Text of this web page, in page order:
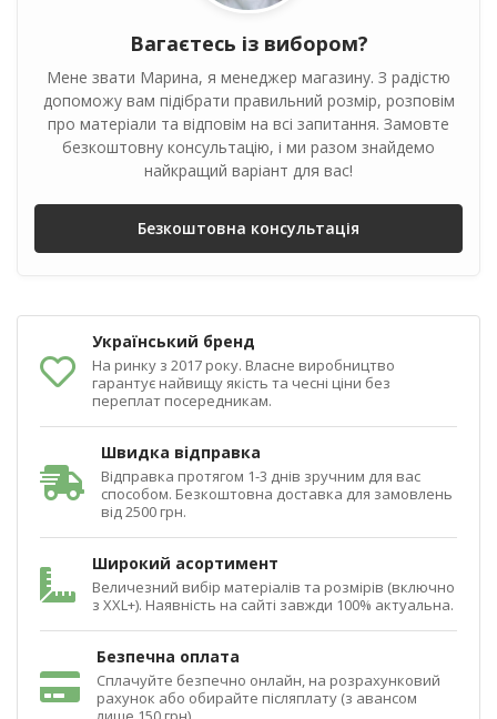
Вагаєтесь із вибором?
Мене звати Марина, я менеджер магазину. З радістю
допоможу вам підібрати правильний розмір, розповім
про матеріали та відповім на всі запитання. Замовте
безкоштовну консультацію, і ми разом знайдемо
найкращий варіант для вас!
Безкоштовна консультація
Український бренд
На ринку з 2017 року. Власне виробництво
гарантує найвищу якість та чесні ціни без
переплат посередникам.
Швидка відправка
Відправка протягом 1-3 днів зручним для вас
способом. Безкоштовна доставка для замовлень
від 2500 грн.
Широкий асортимент
Величезний вибір матеріалів та розмірів (включно
з XXL+). Наявність на сайті завжди 100% актуальна.
Безпечна оплата
Сплачуйте безпечно онлайн, на розрахунковий
рахунок або обирайте післяплату (з авансом